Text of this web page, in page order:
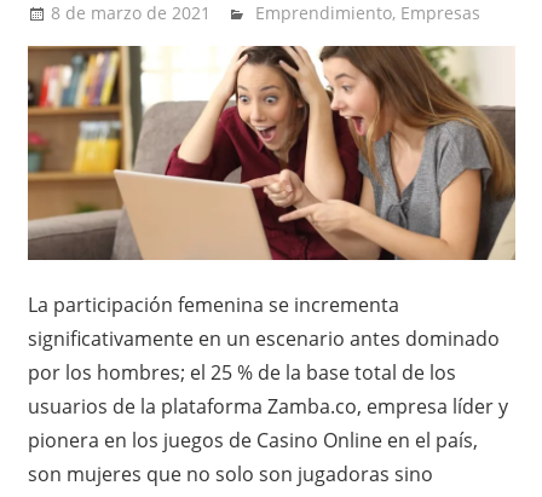
8 de marzo de 2021 Ernesto Herrera
Emprendimiento, Empresas
La participación femenina se incrementa
significativamente en un escenario antes dominado
por los hombres; el 25 % de la base total de los
usuarios de la plataforma Zamba.co, empresa líder y
pionera en los juegos de Casino Online en el país,
son mujeres que no solo son jugadoras sino